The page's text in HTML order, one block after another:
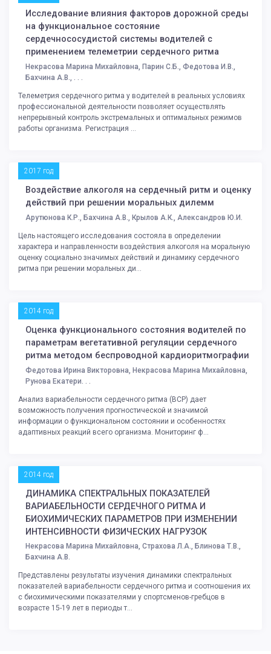
Исследование влияния факторов дорожной среды
на функциональное состояние
сердечнососудистой системы водителей с
применением телеметрии сердечного ритма
Некрасова Марина Михайловна, Парин С.Б., Федотова И.В.,
Бахчина А.В., . . .
Телеметрия сердечного ритма у водителей в реальных условиях
профессиональной деятельности позволяет осуществлять
непрерывный контроль экстремальных и оптимальных режимов
работы организма. Регистрация ...
2017 год
Воздействие алкоголя на сердечный ритм и оценку
действий при решении моральных дилемм
Арутюнова К.Р., Бахчина А.В., Крылов А.К., Александров Ю.И.
Цель настоящего исследования состояла в определении
характера и направленности воздействия алкоголя на моральную
оценку социально значимых действий и динамику сердечного
ритма при решении моральных ди...
2014 год
Оценка функционального состояния водителей по
параметрам вегетативной регуляции сердечного
ритма методом беспроводной кардиоритмографии
Федотова Ирина Викторовна, Некрасова Марина Михайловна,
Рунова Екатери. . .
Анализ вариабельности сердечного ритма (ВСР) дает
возможность получения прогностической и значимой
информации о функциональном состоянии и особенностях
адаптивных реакций всего организма. Мониторинг ф...
2014 год
ДИНАМИКА СПЕКТРАЛЬНЫХ ПОКАЗАТЕЛЕЙ
ВАРИАБЕЛЬНОСТИ СЕРДЕЧНОГО РИТМА И
БИОХИМИЧЕСКИХ ПАРАМЕТРОВ ПРИ ИЗМЕНЕНИИ
ИНТЕНСИВНОСТИ ФИЗИЧЕСКИХ НАГРУЗОК
Некрасова Марина Михайловна, Страхова Л.А., Блинова Т.В.,
Бахчина А.В.
Представлены результаты изучения динамики спектральных
показателей вариабельности сердечного ритма и соотношения их
с биохимическими показателями у спортсменов-гребцов в
возрасте 15-19 лет в периоды т...